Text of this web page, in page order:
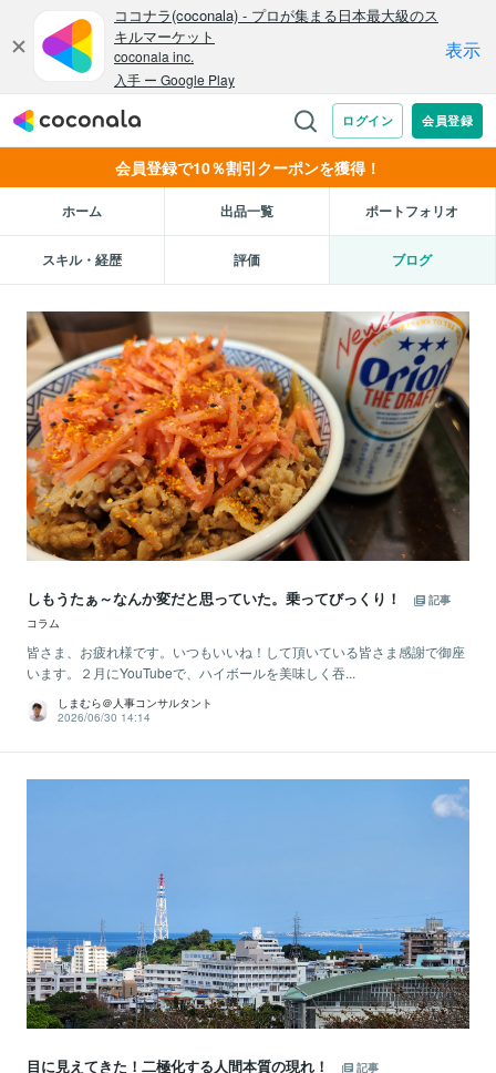
会員登録で10％割引クーポンを獲得！
ホーム 出品一覧 ポートフォリオ
スキル・経歴 評価 ブログ
しもうたぁ～なんか変だと思っていた。乗ってびっくり！
記事
コラム
皆さま、お疲れ様です。いつもいいね！して頂いている皆さま感謝で御座
います。２月にYouTubeで、ハイボールを美味しく吞...
しまむら＠人事コンサルタント
2026/06/30 14:14
目に見えてきた！二極化する人間本質の現れ！
記事